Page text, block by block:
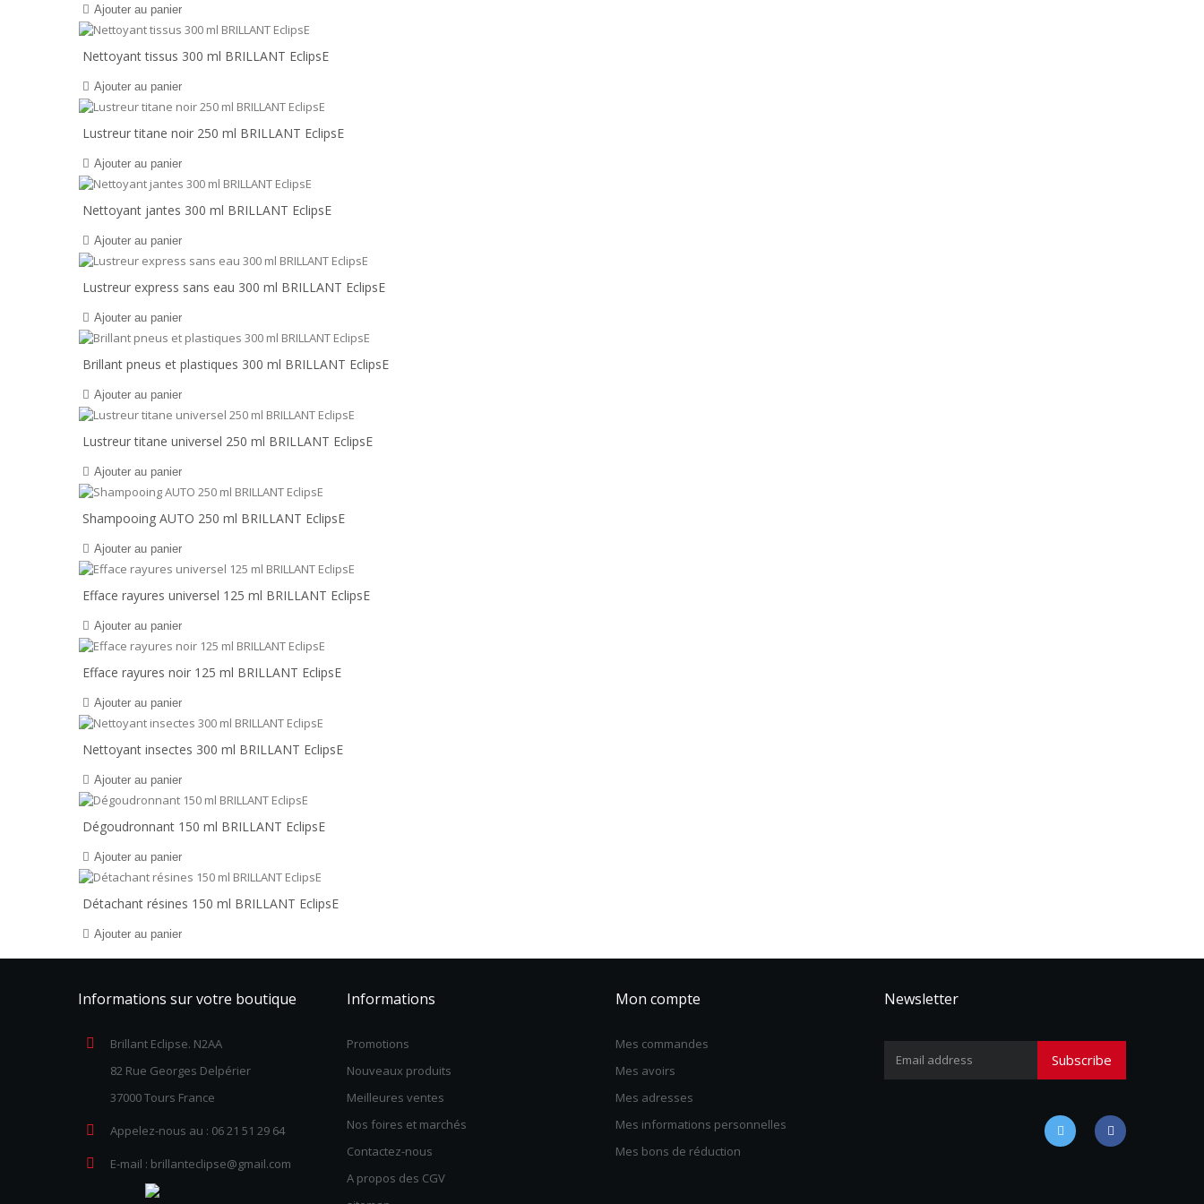
Ajouter au panier
Nettoyant tissus 300 ml BRILLANT EclipsE
Ajouter au panier
Lustreur titane noir 250 ml BRILLANT EclipsE
Ajouter au panier
Nettoyant jantes 300 ml BRILLANT EclipsE
Ajouter au panier
Lustreur express sans eau 300 ml BRILLANT EclipsE
Ajouter au panier
Brillant pneus et plastiques 300 ml BRILLANT EclipsE
Ajouter au panier
Lustreur titane universel 250 ml BRILLANT EclipsE
Ajouter au panier
Shampooing AUTO 250 ml BRILLANT EclipsE
Ajouter au panier
Efface rayures universel 125 ml BRILLANT EclipsE
Ajouter au panier
Efface rayures noir 125 ml BRILLANT EclipsE
Ajouter au panier
Nettoyant insectes 300 ml BRILLANT EclipsE
Ajouter au panier
Dégoudronnant 150 ml BRILLANT EclipsE
Ajouter au panier
Détachant résines 150 ml BRILLANT EclipsE
Ajouter au panier
Informations sur votre boutique
Brillant Eclipse. N2AA
82 Rue Georges Delpérier
37000 Tours France
Appelez-nous au : 06 21 51 29 64
E-mail : brillanteclipse@gmail.com
Informations
Promotions
Nouveaux produits
Meilleures ventes
Nos foires et marchés
Contactez-nous
A propos des CGV
Mon compte
Mes commandes
Mes avoirs
Mes adresses
Mes informations personnelles
Mes bons de réduction
Newsletter
Subscribe